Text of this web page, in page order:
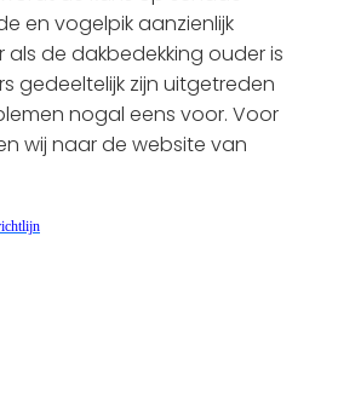
en vogelpik aanzienlijk
als de dakbedekking ouder is
gedeeltelijk zijn uitgetreden
nogal eens voor. Voor
wij naar de website van